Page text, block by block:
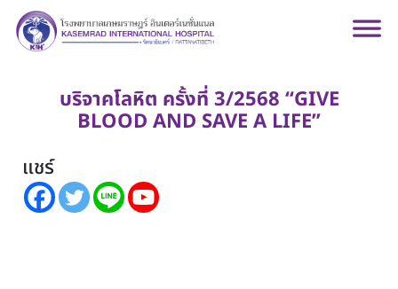
บริจาคโลหิต ครั้งที่ 3/2568 “GIVE
BLOOD AND SAVE A LIFE”
แชร์